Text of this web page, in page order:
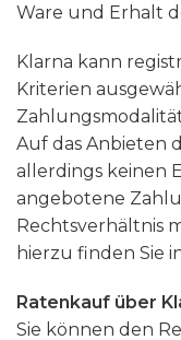
Ware und Erhalt
Klarna kann
Kriterien
Auf das Anbieten
allerdings keinen
angebotene
Rechtsverhältnis
hierzu finden Sie
Ratenkauf über
Sie können den